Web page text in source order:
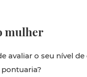
mulher
avaliar o seu nível